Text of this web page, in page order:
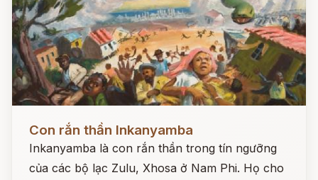
Con rắn thần Inkanyamba
Inkanyamba là con rắn thần trong tín ngưỡng
của các bộ lạc Zulu, Xhosa ở Nam Phi. Họ cho